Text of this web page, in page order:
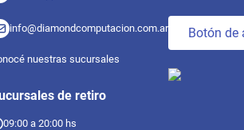
info@diamondcomputacion.com.ar
nuestras sucursales
de retiro
09:00 a 20:00 hs
Botón de